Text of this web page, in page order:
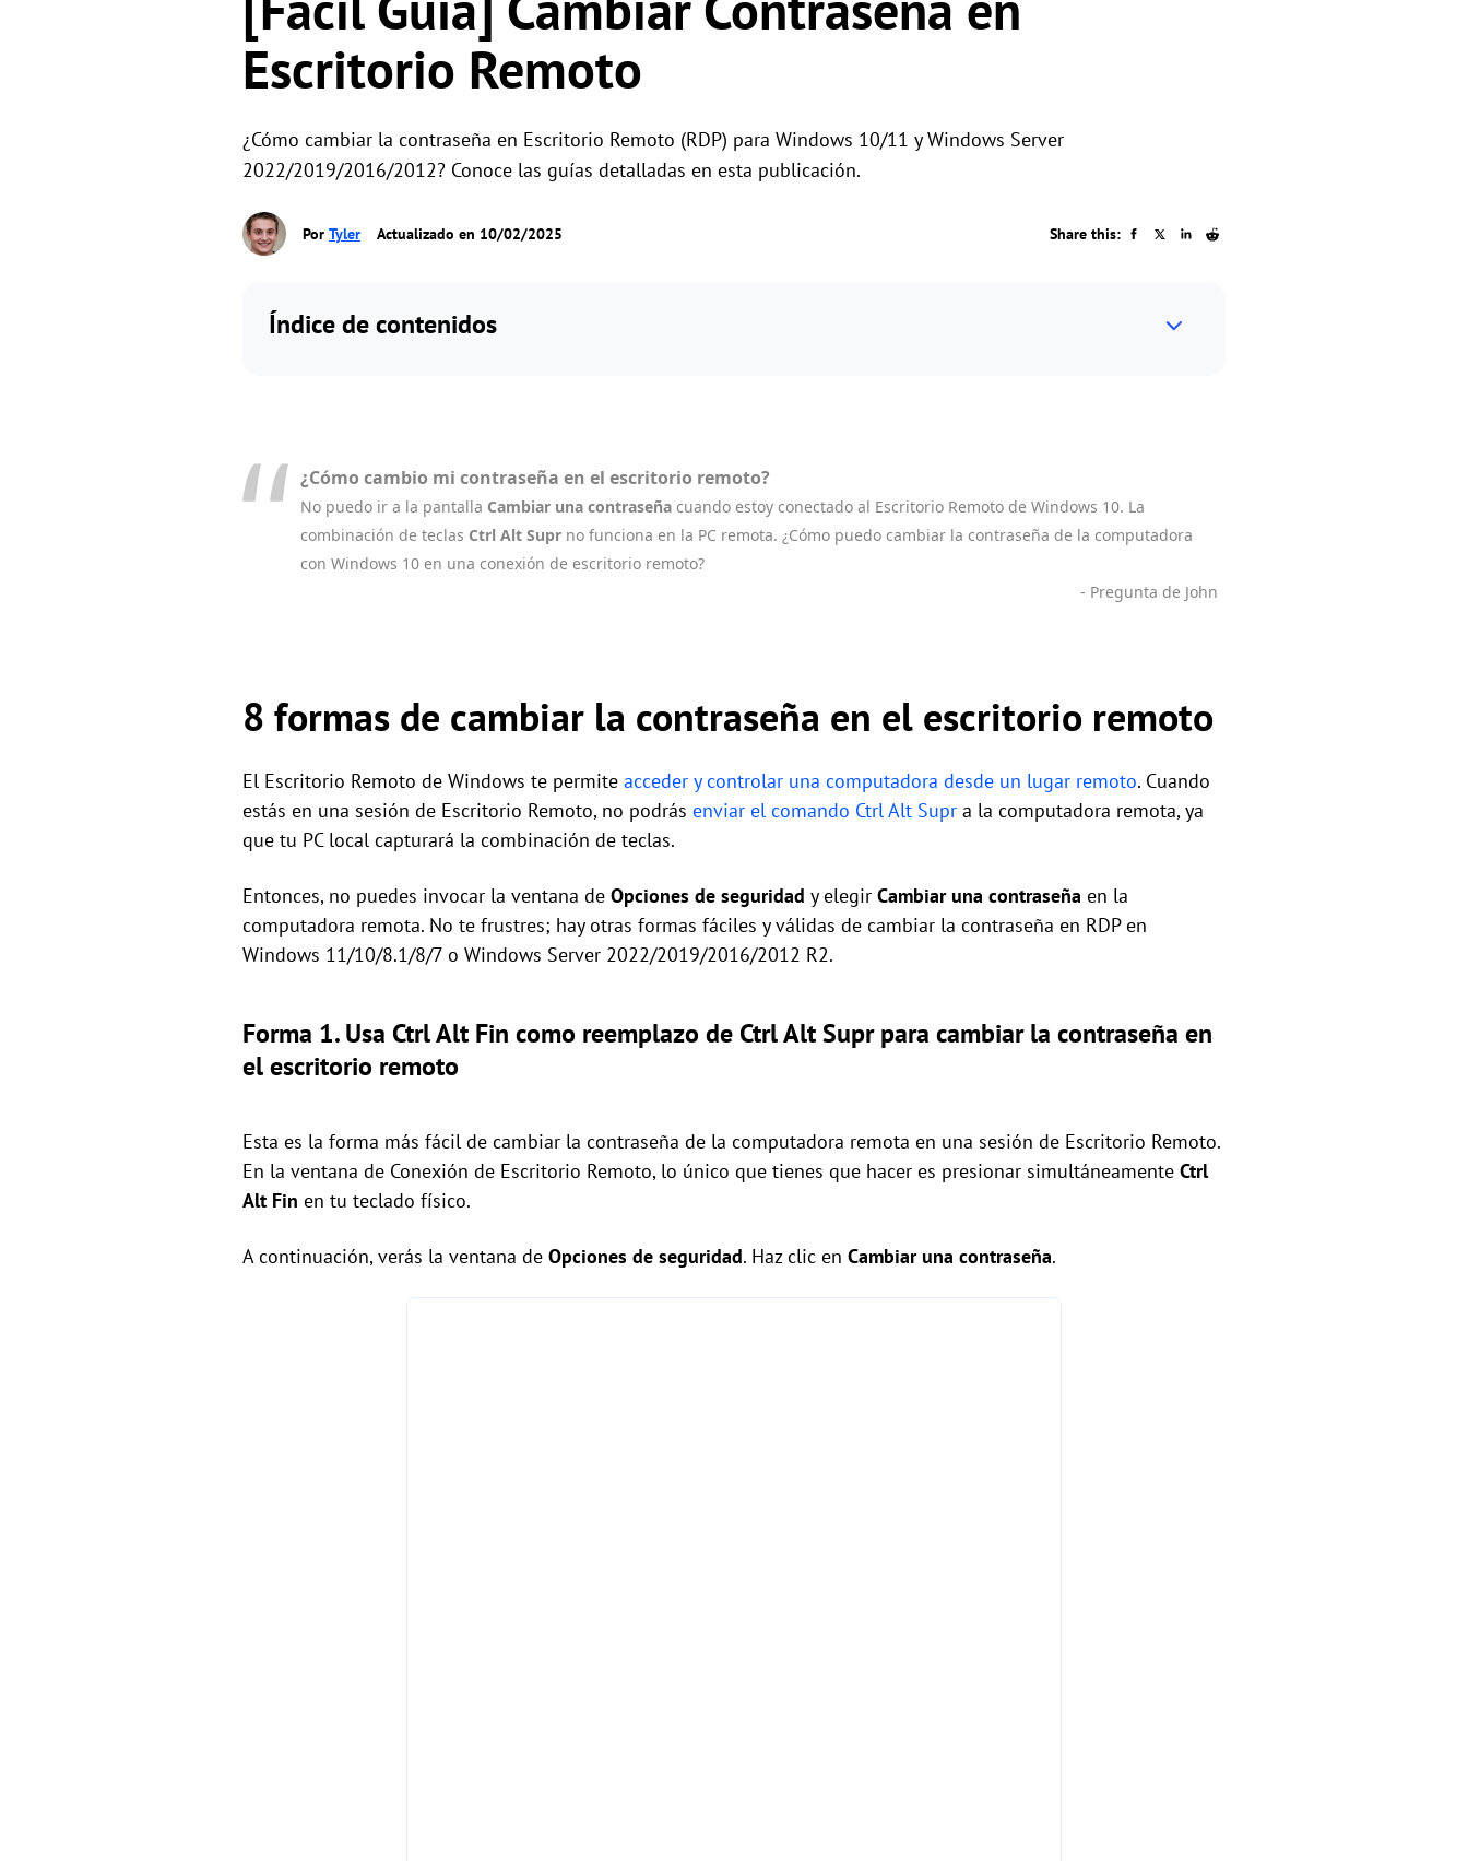
Controla servidores en el extranjero sin
esfuerzo
Gestión de permisos por roles
Gestiona el acceso de los usuarios con permisos
Escritorio Remoto
¿Cómo cambiar la contraseña en Escritorio Remoto (RDP) para Windows 10/11 y Windows Server
2022/2019/2016/2012? Conoce las guías detalladas en esta publicación.
Por Tyler Actualizado en 10/02/2025 Share this:
Índice de contenidos
¿Cómo cambio mi contraseña en el escritorio remoto?
No puedo ir a la pantalla Cambiar una contraseña cuando estoy conectado al Escritorio Remoto de Windows 10. La
combinación de teclas Ctrl Alt Supr no funciona en la PC remota. ¿Cómo puedo cambiar la contraseña de la computadora
con Windows 10 en una conexión de escritorio remoto?
- Pregunta de John
8 formas de cambiar la contraseña en el escritorio remoto
El Escritorio Remoto de Windows te permite acceder y controlar una computadora desde un lugar remoto. Cuando
estás en una sesión de Escritorio Remoto, no podrás enviar el comando Ctrl Alt Supr a la computadora remota, ya
que tu PC local capturará la combinación de teclas.
Entonces, no puedes invocar la ventana de Opciones de seguridad y elegir Cambiar una contraseña en la
computadora remota. No te frustres; hay otras formas fáciles y válidas de cambiar la contraseña en RDP en
Windows 11/10/8.1/8/7 o Windows Server 2022/2019/2016/2012 R2.
Forma 1. Usa Ctrl Alt Fin como reemplazo de Ctrl Alt Supr para cambiar la contraseña en
el escritorio remoto
Esta es la forma más fácil de cambiar la contraseña de la computadora remota en una sesión de Escritorio Remoto.
En la ventana de Conexión de Escritorio Remoto, lo único que tienes que hacer es presionar simultáneamente Ctrl
Alt Fin en tu teclado físico.
A continuación, verás la ventana de Opciones de seguridad. Haz clic en Cambiar una contraseña.